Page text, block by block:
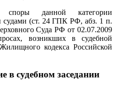
данной категории
судами (ст. 24 ГПК РФ, абз. 1 п.
Суда РФ от 02.07.2009
возникших в судебной
кодекса Российской
в судебном заседании